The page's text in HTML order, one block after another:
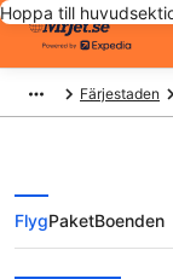
Hoppa till
Färjestaden
FlygPaketBoenden